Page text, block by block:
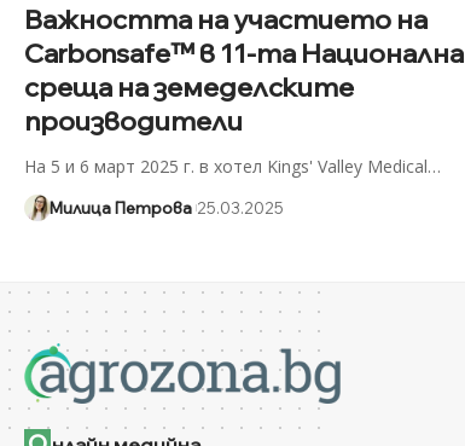
Важността на участието на
Carbonsafe™ в 11-та Национална
среща на земеделските
производители
На 5 и 6 март 2025 г. в хотел Kings' Valley Medical…
Милица Петрова 25.03.2025